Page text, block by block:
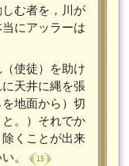
む者を，川が
にアッラーは
使徒）を助け
天井に縄を張
地面から）切
。）それでか
くことが出来
。 ﴾ 15 ﴿